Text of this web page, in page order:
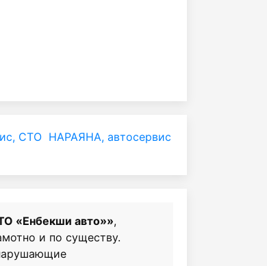
СТО НАРАЯНА, автосервис
«Енбекши авто»»,
и по существу.